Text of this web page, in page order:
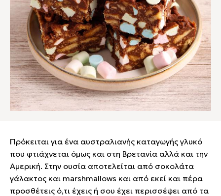
Πρόκειται για ένα αυστραλιανής καταγωγής γλυκό
που φτιάχνεται όμως και στη Βρετανία αλλά και την
Αμερική. Στην ουσία αποτελείται από σοκολάτα
γάλακτος και marshmallows και από εκεί και πέρα
προσθέτεις ό,τι έχεις ή σου έχει περισσέψει από τα